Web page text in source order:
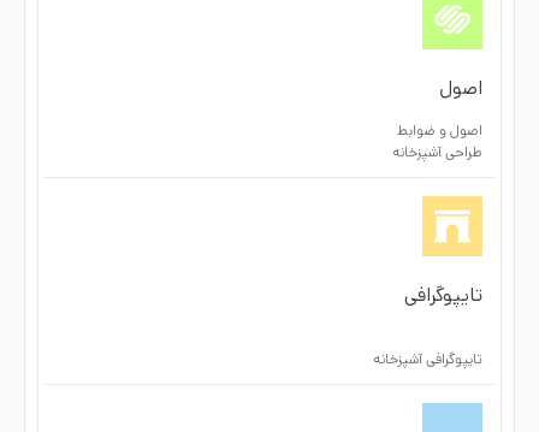
اصول
اصول و ضوابط
طراحی آشپزخانه
تایپوگرافی
تایپوگرافی آشپزخانه